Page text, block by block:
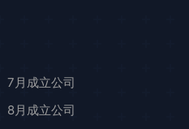
7月成立公司
8月成立公司